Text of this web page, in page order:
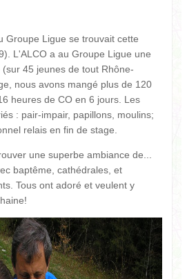
Groupe Ligue se trouvait cette
L'ALCO a au Groupe Ligue une
45 jeunes de tout Rhône-
nous avons mangé plus de 120
heures de CO en 6 jours. Les
: pair-impair, papillons, moulins;
relais en fin de stage.
une superbe ambiance de...
baptême, cathédrales, et
Tous ont adoré et veulent y